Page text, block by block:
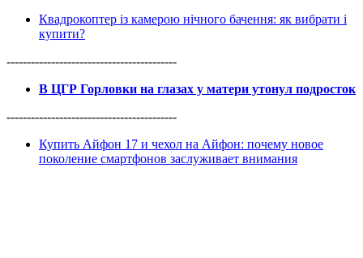
Квадрокоптер із камерою нічного бачення: як вибрати і
купити?
------------------------------------------
В ЦГР Горловки на глазах у матери утонул подросток
------------------------------------------
Купить Айфон 17 и чехол на Айфон: почему новое
поколение смартфонов заслуживает внимания